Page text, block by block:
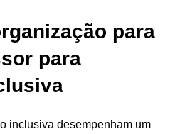
para
para
inclusiva desempenham um